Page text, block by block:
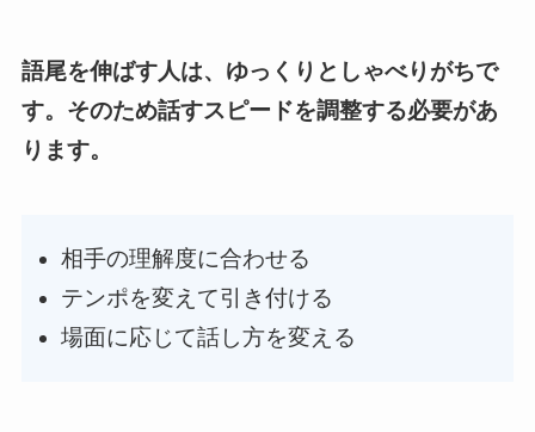
語尾を伸ばす人は、ゆっくりとしゃべりがちで
す。そのため話すスピードを調整する必要があ
ります。
相手の理解度に合わせる
テンポを変えて引き付ける
場面に応じて話し方を変える